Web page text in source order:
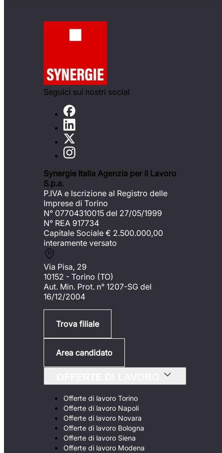
Seguici sui nostri social
Synergie Italia Agenzia per il Lavoro
S.p.a.
P.IVA e Iscrizione al Registro delle
Imprese di Torino
N° 07704310015 del 27/05/1999
N° REA 917734
Capitale Sociale € 2.500.000,00
interamente versato
Via Pisa, 29
10152 - Torino (TO)
Aut. Min. Prot. n° 1207-SG del
16/12/2004
Trova filiale
Area candidato
Offerte di lavoro Torino
Offerte di lavoro Napoli
Offerte di lavoro Novara
Offerte di lavoro Bologna
Offerte di lavoro Siena
Offerte di lavoro Modena